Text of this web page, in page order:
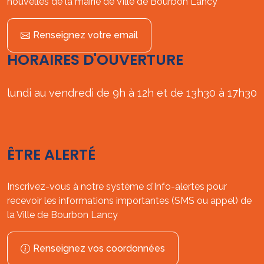
Renseignez votre email
HORAIRES D'OUVERTURE
lundi au vendredi de 9h à 12h et de 13h30 à 17h30
ÊTRE ALERTÉ
Inscrivez-vous à notre système d'Info-alertes pour
recevoir les informations importantes (SMS ou appel) de
la Ville de Bourbon Lancy
Renseignez vos coordonnées